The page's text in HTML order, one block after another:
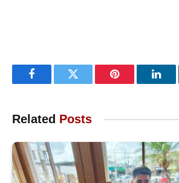
FacebookTwitter Pinterest
Related Posts